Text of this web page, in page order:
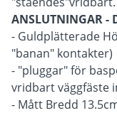
ANSLUTNINGAR -
- Guldplätterade
"banan" kontakter)
- "pluggar" för
vridbart väggfäste
- Mått Bredd